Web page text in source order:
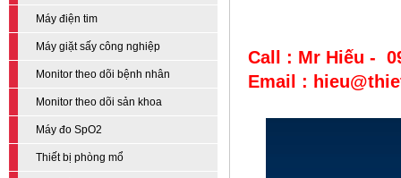
Máy điện tim
Máy giặt sấy công nghiệp
Monitor theo dõi bệnh nhân
Monitor theo dõi sản khoa
Máy đo SpO2
Thiết bị phòng mổ
Call : Mr Hiếu -
Email :